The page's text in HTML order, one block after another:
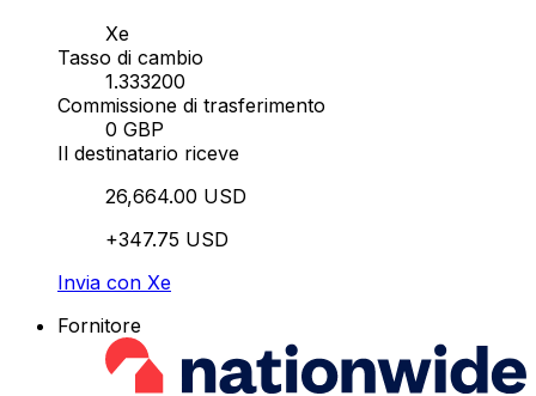
Xe
Tasso di cambio
1.333200
Commissione di trasferimento
0 GBP
Il destinatario riceve
26,664.00 USD
+347.75 USD
Invia con Xe
Fornitore